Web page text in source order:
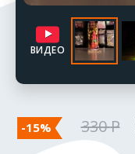
ВИДЕО
-15% 330